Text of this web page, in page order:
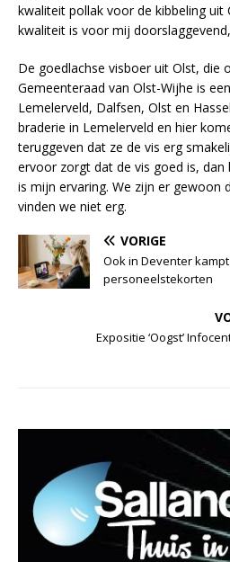
kwaliteit pollak voor de kibbeling uit
kwaliteit is voor mij
De goedlachse visboer uit Olst, die
Gemeenteraad van Olst-Wijhe is
Lemelerveld, Dalfsen, Olst en
braderie in Lemelerveld en hier
teruggeven dat ze de vis erg
ervoor zorgt dat de vis goed is, dan
is mijn ervaring. We zijn er gewoon
vinden we niet erg.
VORIGE
Ook in Deventer
personeelstekorten
Expositie ‘Oogst’